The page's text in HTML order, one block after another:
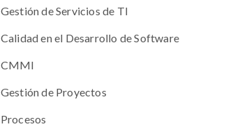
Gestión de Servicios de TI
Calidad en el Desarrollo de Software
CMMI
Gestión de Proyectos
Procesos